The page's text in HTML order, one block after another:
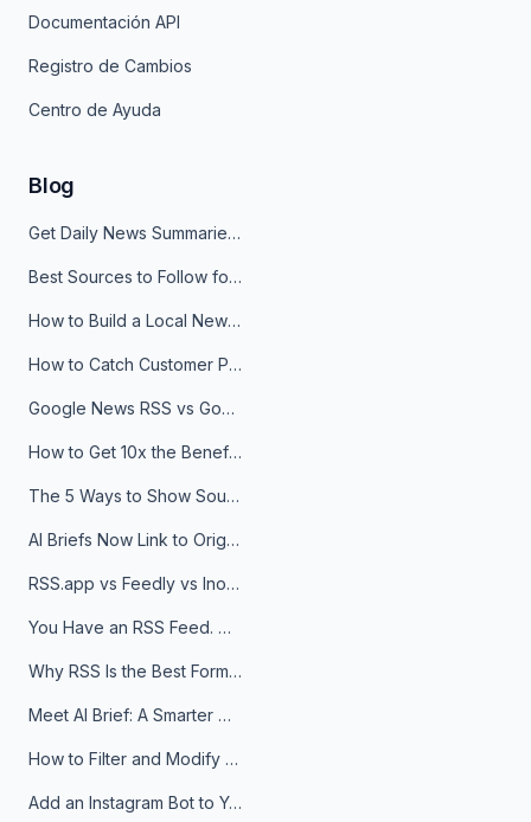
Documentación API
Registro de Cambios
Centro de Ayuda
Blog
Get Daily News Summaries About Any Topic in Telegram, Discord, Slack, and Email
Best Sources to Follow for Crypto News in Your Reader (2026)
How to Build a Local News Hub That Updates Itself
How to Catch Customer Problems Before They Become Support Tickets
Google News RSS vs Google Alerts: Which Is Better for News Monitoring?
How to Get 10x the Benefits of Google Alerts
The 5 Ways to Show Sources in Your AI Brief, And When to Use Each
AI Briefs Now Link to Original Sources. Here's Why It Matters
RSS.app vs Feedly vs Inoreader: Which One Is Actually Right for You?
You Have an RSS Feed. Now What?
Why RSS Is the Best Format for AI Agents in 2026
Meet AI Brief: A Smarter Way to Stay on Top of Information
How to Filter and Modify RSS Feeds
Add an Instagram Bot to Your Telegram Channel, Group, or Topic